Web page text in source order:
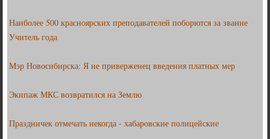
Наиболее 500 красноярских преподавателей поборются за звание
Учитель года
Мэр Новосибирска: Я не приверженец введения платных мер
Экипаж МКС возвратился на Землю
Праздничек отмечать некогда - хабаровские полицейские